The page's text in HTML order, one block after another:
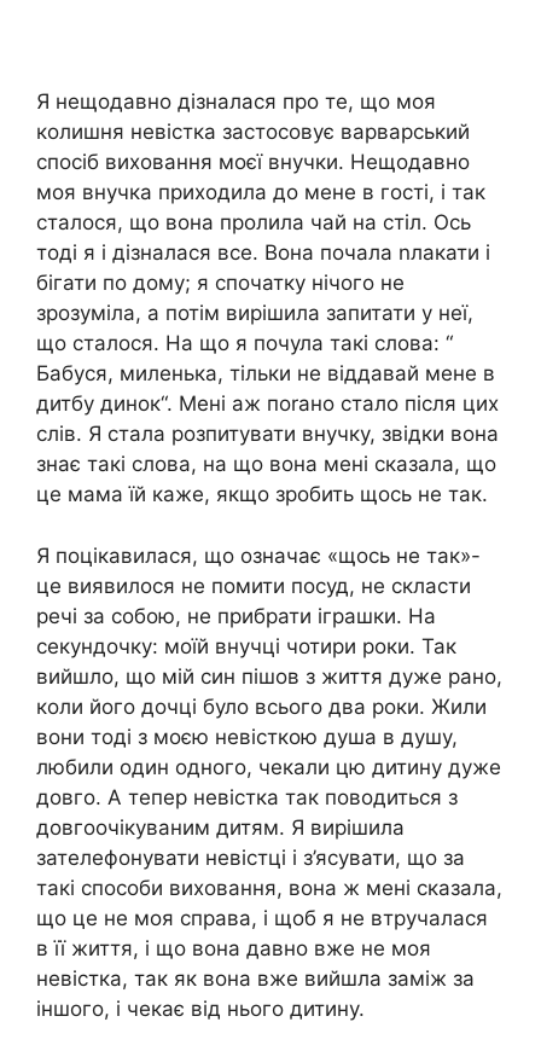
Я нещодавно дізналася про те, що моя
колишня невістка застосовує варварський
спосіб виховання моєї внучки. Нещодавно
моя внучка приходила до мене в гості, і так
сталося, що вона пролила чай на стіл. Ось
тоді я і дізналася все. Вона почала nлакати і
бігати по дому; я спочатку нічого не
зрозуміла, а потім вирішила запитати у неї,
що сталося. На що я почула такі слова: “
Бабуся, миленька, тільки не віддавай мене в
дитбу динок“. Мені аж поrано стало після цих
слів. Я стала розпитувати внучку, звідки вона
знає такі слова, на що вона мені сказала, що
це мама їй каже, якщо зробить щось не так.
Я поцікавилася, що означає «щось не так»-
це виявилося не помити посуд, не скласти
речі за собою, не прибрати іграшки. На
секундочку: моїй внучці чотири роки. Так
вийшло, що мій син пішов з життя дуже рано,
коли його дочці було всього два роки. Жили
вони тоді з моєю невісткою душа в душу,
любили один одного, чекали цю дитину дуже
довго. А тепер невістка так поводиться з
довгоочікуваним дитям. Я вирішила
зателефонувати невістці і з’ясувати, що за
такі способи виховання, вона ж мені сказала,
що це не моя справа, і щоб я не втручалася
в її життя, і що вона давно вже не моя
невістка, так як вона вже вийшла заміж за
іншого, і чекає від нього дитину.